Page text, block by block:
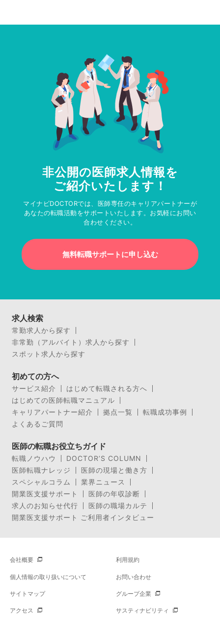
非公開の医師求人情報を
ご紹介いたします！
マイナビDOCTORでは、医師専任のキャリアパートナーが
あなたの転職活動をサポートいたします。お気軽にお問い
合わせください。
無料転職サポートに申し込む
求人検索
常勤求人から探す
非常勤（アルバイト）求人から探す
スポット求人から探す
初めての方へ
サービス紹介
はじめて転職される方へ
はじめての医師転職マニュアル
キャリアパートナー紹介
拠点一覧
転職成功事例
よくあるご質問
医師の転職お役立ちガイド
転職ノウハウ
DOCTOR’S COLUMN
医師転職ナレッジ
医師の現場と働き方
スペシャルコラム
業界ニュース
開業医支援サポート
医師の年収診断
求人のお知らせ代行
医師の職場カルテ
開業医支援サポート ご利用者インタビュー
会社概要 利用規約
個人情報の取り扱いについて お問い合わせ
サイトマップ グループ企業
アクセス サスティナビリティ